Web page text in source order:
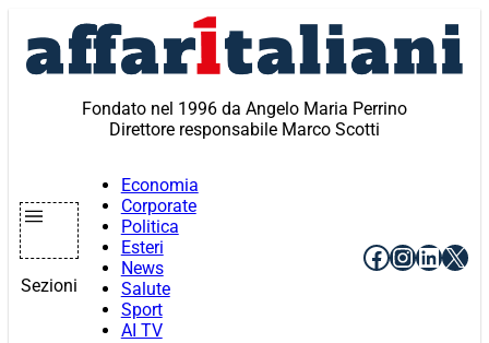
contenuto
Fondato nel 1996 da Angelo Maria Perrino
Direttore responsabile Marco Scotti
Sezioni
Economia
Corporate
Politica
Esteri
News
Salute
Sport
AI TV
Facebook
X